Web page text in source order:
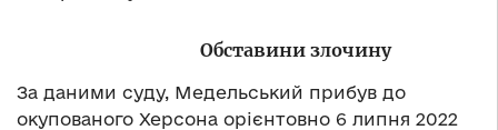
Обставини злочину
За даними суду, Медельський прибув до
окупованого Херсона орієнтовно 6 липня 2022